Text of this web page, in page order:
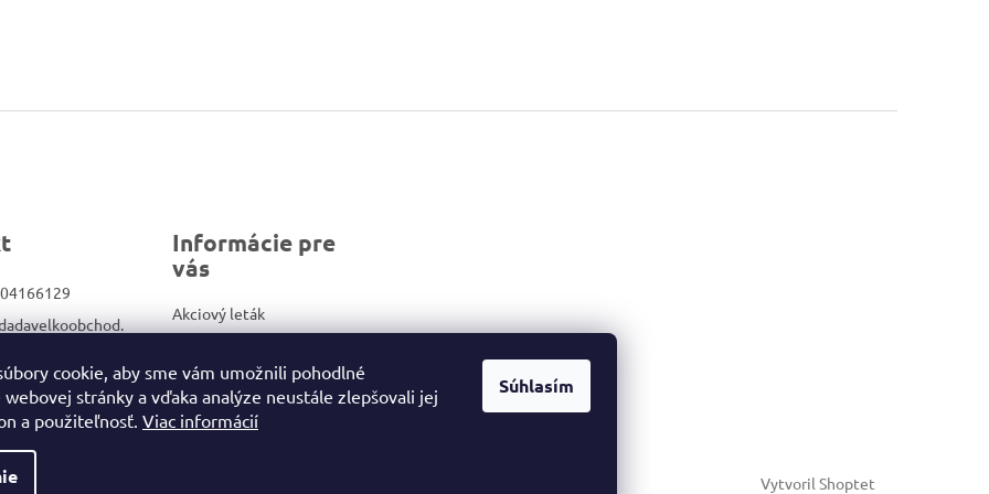
cookie, aby sme vám umožnili pohodlné
stránky a vďaka analýze neustále zlepšovali jej
a použiteľnosť. Viac informácií
Súhlasím
Dadadrog
Informácie pre
vás
Akciový leták
Kontakty
Obchodné podmienky/GDPR
Vytvoril Shoptet